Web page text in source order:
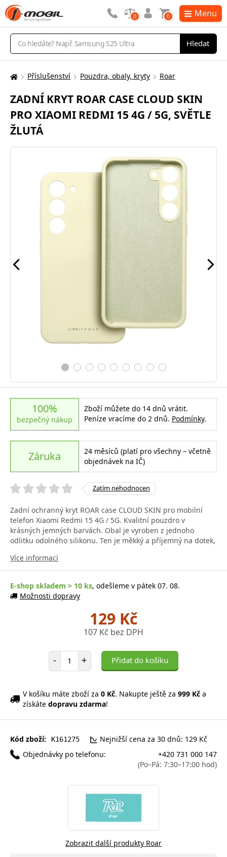
Vyhledávání
Hledat
0 0 Menu
Zde
nacházíte:
Příslušenství Pouzdra, obaly, kryty Roar
ZADNÍ KRYT ROAR CASE CLOUD SKIN
PRO XIAOMI REDMI 15 4G / 5G, SVĚTLE
ŽLUTÁ
100%
bezpečný nákup
Zboží můžete do 14 dnů vrátit.
Peníze vracíme do 2 dnů. Podmínky.
Záruka
24 měsíců (platí pro všechny – včetně
objednávek na IČ)
Zatím nehodnocen
Zadní ochranný kryt ROAR case CLOUD SKIN pro mobilní
telefon Xiaomi Redmi 15 4G / 5G. Kvalitní pouzdro v
krásných jemných barvách. Obal je vyroben z jednoho
odlitku odolného silikonu. Ten je měkký a příjemný na dotek,
Více informací
E-shop skladem > 10 ks, odešleme v pátek 07. 08.
Možnosti dopravy
129 Kč
107 Kč bez DPH
- Počet položek
+ Přidat do košíku
V košíku máte zboží za 0 Kč. Nakupte ještě za 999 Kč a
získáte dopravu zdarma!
Kód zboží: K161275
Nejnižší cena za 30 dnů: 129 Kč
Objednávky po telefonu:
+420 731 000 147
(Po–Pá: 7:30–17:00 hod)
Zobrazit další produkty Roar